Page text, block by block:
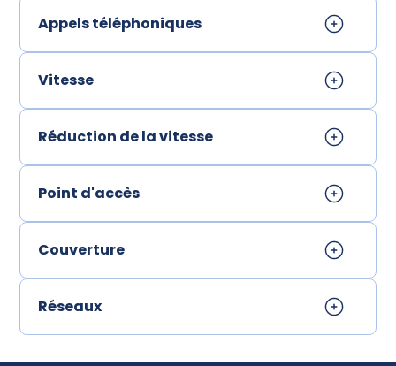
Appels téléphoniques
Vitesse
Réduction de la vitesse
Point d'accès
Couverture
Réseaux